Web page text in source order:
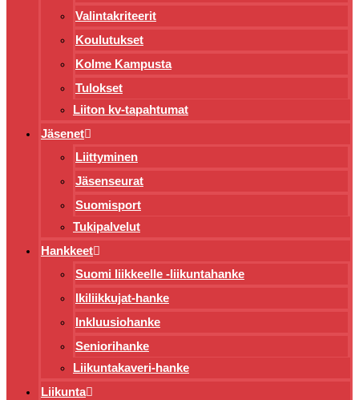
Valintakriteerit
Koulutukset
Kolme Kampusta
Tulokset
Liiton kv-tapahtumat
Jäsenet
Liittyminen
Jäsenseurat
Suomisport
Tukipalvelut
Hankkeet
Suomi liikkeelle -liikuntahanke
Ikiliikkujat-hanke
Inkluusiohanke
Seniorihanke
Liikuntakaveri-hanke
Liikunta